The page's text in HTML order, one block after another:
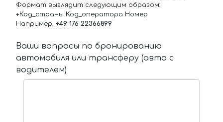
Формат выглядит следующим образом:
+Код_страны Код_оператора Номер
Например, +49 176 22366899
Ваши вопросы по бронированию
автомобиля или трансферу (авто с
водителем)